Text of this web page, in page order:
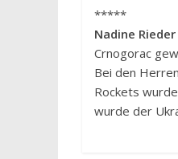
*****
Nadine Rieder
Crnogorac
Bei den
Rockets
wurde der